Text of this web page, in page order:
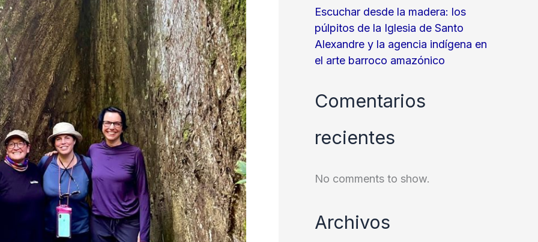
Escuchar desde la madera: los
púlpitos de la Iglesia de Santo
Alexandre y la agencia indígena en
el arte barroco amazónico
Comentarios
recientes
No comments to show.
Archivos